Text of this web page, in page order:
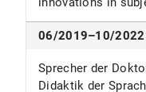
06/2019–10/2022
Sprecher der
Didaktik der